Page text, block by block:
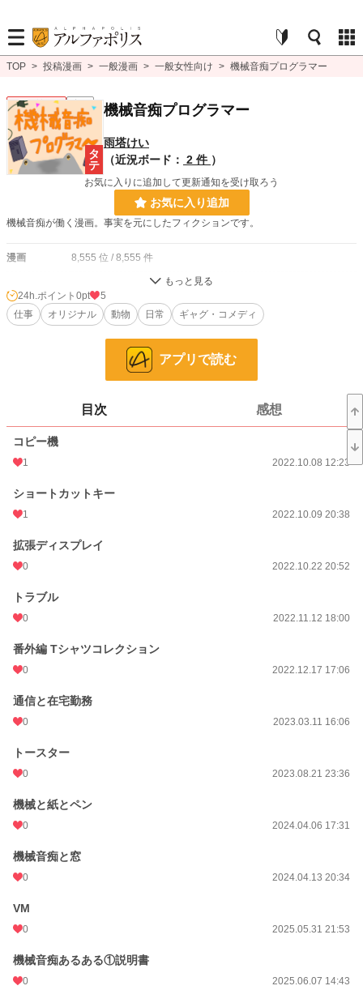
TOP > 投稿漫画 > 一般漫画 > 一般女性向け > 機械音痴プログラマー
一般女性向け 完結 機械音痴プログラマー
雨塔けい
（近況ボード： 2 件 ）
お気に入りに追加して更新通知を受け取ろう
お気に入り追加
機械音痴が働く漫画。事実を元にしたフィクションです。
漫画 8,555 位 / 8,555 件
お気に入り 6
初回公開日時 2022.10.08 12:23
週間ポイント
年間ポイント
累計ポイント 12,507 pt (1,796 位)
24h.ポイント 0pt
5
仕事
オリジナル 動物 日常 ギャグ・コメディ
アプリで読む
目次 感想
コピー機
1 2022.10.08 12:23
ショートカットキー
1 2022.10.09 20:38
拡張ディスプレイ
0 2022.10.22 20:52
トラブル
0 2022.11.12 18:00
番外編 Tシャツコレクション
0 2022.12.17 17:06
通信と在宅勤務
0 2023.03.11 16:06
トースター
0 2023.08.21 23:36
機械と紙とペン
0 2024.04.06 17:31
機械音痴と窓
0 2024.04.13 20:34
VM
0 2025.05.31 21:53
機械音痴あるある①説明書
0 2025.06.07 14:43